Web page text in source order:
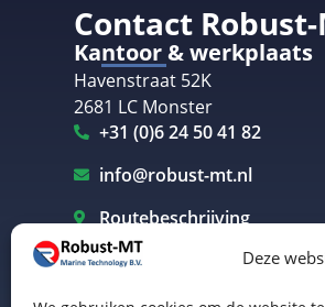
Deze
Contact
Kantoor & werkplaats
Havenstraat 52K
2681 LC Monster
+31 (0)6 24 50 41 82
info@robust-mt.nl
Routebeschrijving